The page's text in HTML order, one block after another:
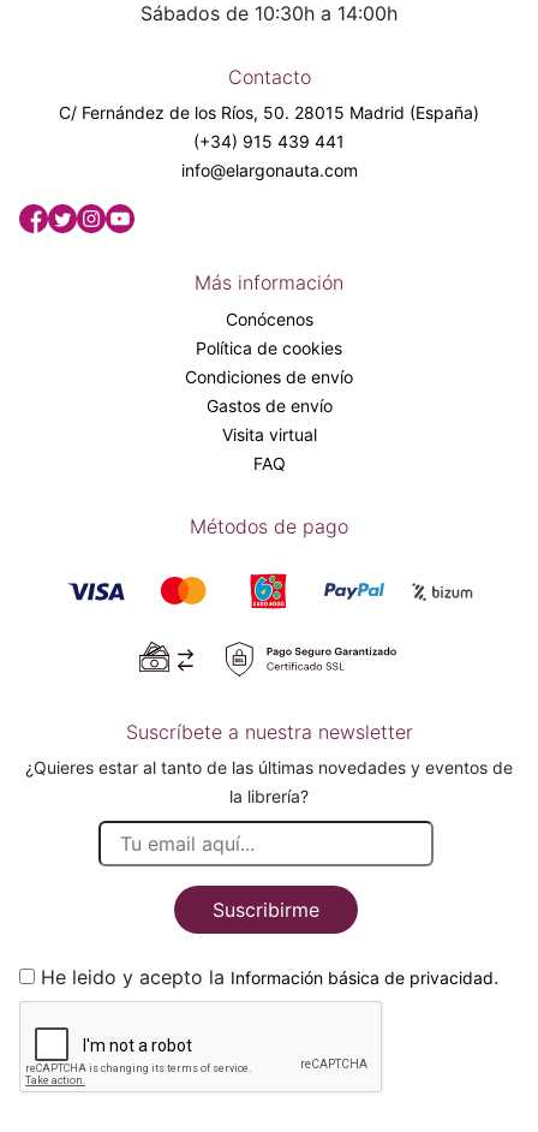
Sábados de 10:30h a 14:00h
Contacto
C/ Fernández de los Ríos, 50. 28015 Madrid (España)
(+34) 915 439 441
info@elargonauta.com
Más información
Conócenos
Política de cookies
Condiciones de envío
Gastos de envío
Visita virtual
FAQ
Métodos de pago
Suscríbete a nuestra newsletter
¿Quieres estar al tanto de las últimas novedades y eventos de
la librería?
Suscribirme
He leido y acepto la Información básica de privacidad.